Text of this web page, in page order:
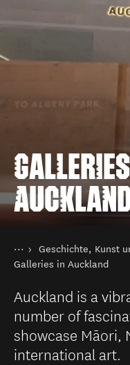
Sie sind hier
Startseite
Aktivitäten
Geschichte, Kunst
Galleries in Auckland
Auckland is a
number of
showcase Māori,
international art.